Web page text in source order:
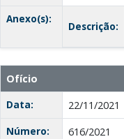
Anexo(s):
Descrição:
Ofício
Data:
22/11/2021
Número:
616/2021